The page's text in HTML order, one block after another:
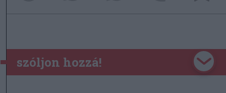
szóljon hozzá!